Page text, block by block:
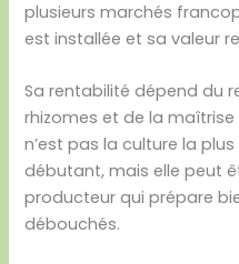
plusieurs marchés
est installée et sa valeur
Sa rentabilité dépend du
rhizomes et de la
n’est pas la culture la
débutant, mais elle peut
producteur qui prépare
débouchés.